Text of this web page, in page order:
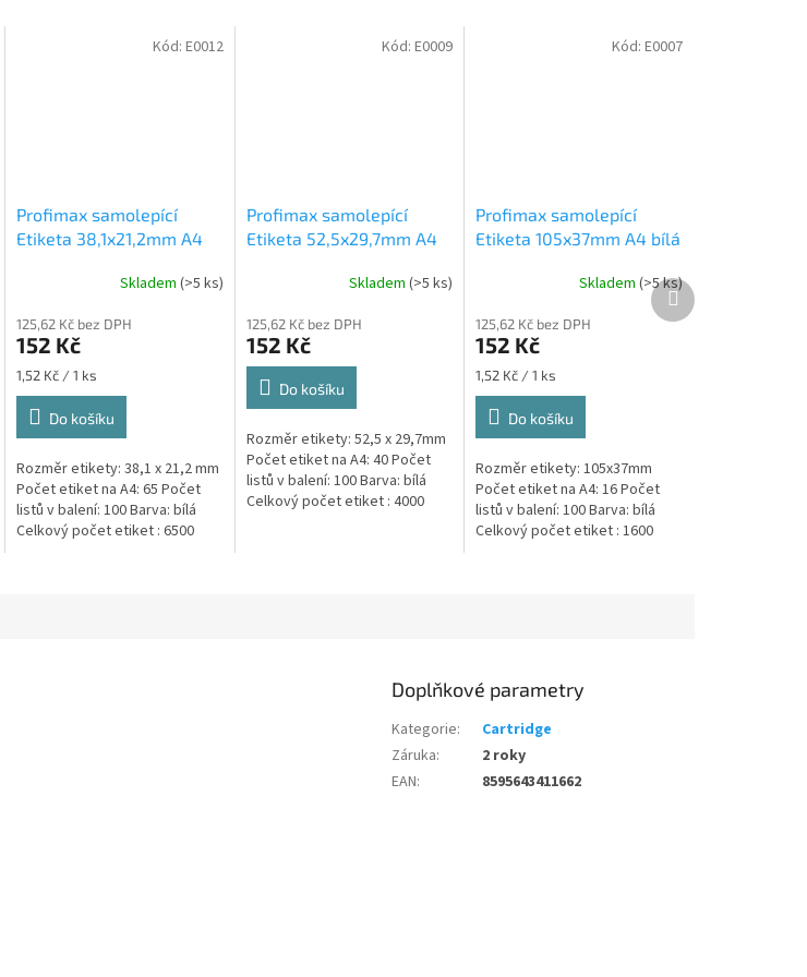
Profimax samolepící
Etiketa 38,1x21,2mm A4
Skladem (>5 ks)
125,62 Kč bez DPH
152 Kč
Měrná
cena:
1,52 Kč / 1 ks
Do košíku
Rozměr etikety: 38,1 x 21,2 mm
Počet etiket na A4: 65 Počet
listů v balení: 100 Barva: bílá
Celkový počet etiket : 6500
Kód: E0012
Profimax samolepící
Etiketa 52,5x29,7mm A4
Profimax samolepící
listů v krabici
Skladem(>5 ks)
125,62 Kč bez DPH
152 Kč
Do košíku
Rozměr etikety: 52,5 x 29,7mm
Počet etiket na A4: 40 Počet
listů v balení: 100 Barva: bílá
Celkový počet etiket : 4000
Kód:E0009
Profimax samolepící
Etiketa 105x37mm A4 bílá
Profimax samolepící
105x37mm bílé 100 listů v
krabici
Skladem (>5 ks)
125,62 Kč bez DPH
152 Kč
Měrná
cena:
1,52 Kč / 1 ks
Do košíku
Rozměr etikety: 105x37mm
Počet etiket na A4: 16 Počet
listů v balení: 100 Barva: bílá
Celkový počet etiket : 1600
Kód: E0007
Další
produkt
Doplňkové parametry
Kategorie:
Cartridge
Záruka:
2 roky
EAN: 8595643411662